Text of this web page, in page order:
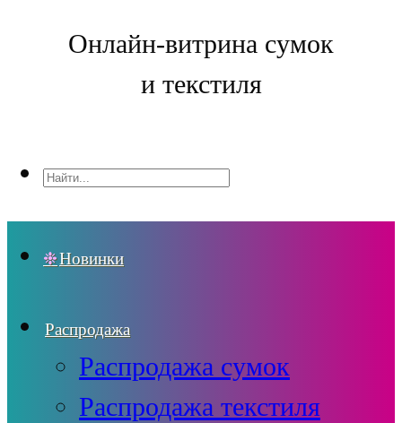
Онлайн-витрина сумок
и текстиля
Новинки
Распродажа
Распродажа сумок
Распродажа текстиля